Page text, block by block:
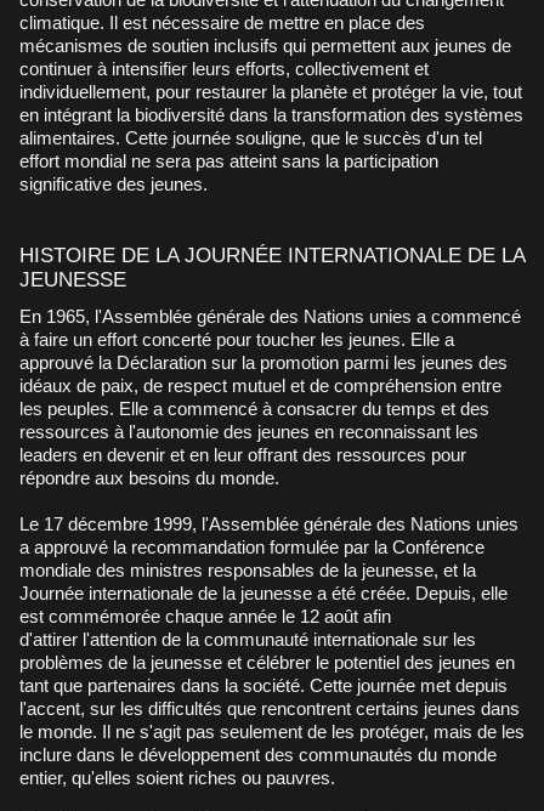
climatique. Il est nécessaire de mettre en place des
mécanismes de soutien inclusifs qui permettent aux jeunes de
continuer à intensifier leurs efforts, collectivement et
individuellement, pour restaurer la planète et protéger la vie, tout
en intégrant la biodiversité dans la transformation des systèmes
alimentaires. Cette journée souligne, que le succès d'un tel
effort mondial ne sera pas atteint sans la participation
significative des jeunes.
HISTOIRE DE LA JOURNÉE INTERNATIONALE DE LA
JEUNESSE
En 1965, l'Assemblée générale des Nations unies a commencé
à faire un effort concerté pour toucher les jeunes. Elle a
approuvé la Déclaration sur la promotion parmi les jeunes des
idéaux de paix, de respect mutuel et de compréhension entre
les peuples. Elle a commencé à consacrer du temps et des
ressources à l'autonomie des jeunes en reconnaissant les
leaders en devenir et en leur offrant des ressources pour
répondre aux besoins du monde.
Le 17 décembre 1999, l'Assemblée générale des Nations unies
a approuvé la recommandation formulée par la Conférence
mondiale des ministres responsables de la jeunesse, et la
Journée internationale de la jeunesse a été créée. Depuis, elle
est commémorée chaque année le 12 août afin
d'attirer l'attention de la communauté internationale sur les
problèmes de la jeunesse et célébrer le potentiel des jeunes en
tant que partenaires dans la société. Cette journée met depuis
l'accent, sur les difficultés que rencontrent certains jeunes dans
le monde. Il ne s'agit pas seulement de les protéger, mais de les
inclure dans le développement des communautés du monde
entier, qu'elles soient riches ou pauvres.